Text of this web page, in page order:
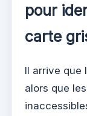
pour
carte
Il arrive que
alors que